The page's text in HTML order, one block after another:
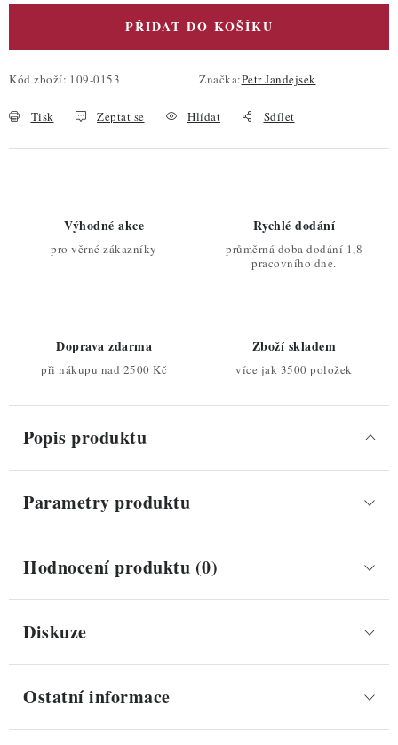
PŘIDAT DO KOŠÍKU
Kód zboží: 109-0153 Značka:Petr Jandejsek
Tisk Zeptat se Hlídat Sdílet
Výhodné akce
pro věrné zákazníky
Rychlé dodání
průměrná doba dodání 1,8
pracovního dne.
Doprava zdarma
při nákupu nad 2500 Kč
Zboží skladem
více jak 3500 položek
Popis produktu
Parametry produktu
Hodnocení produktu (0)
Diskuze
Ostatní informace